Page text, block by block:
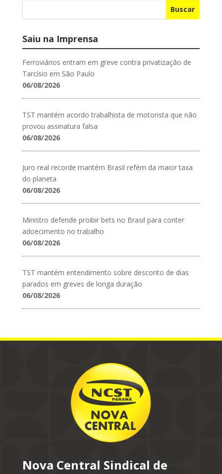
Buscar
Saiu na Imprensa
Ferroviários entram em greve contra privatização de
Tarcísio em São Paulo
06/08/2026
TST mantém acordo trabalhista de motorista que não
provou assinatura falsa
06/08/2026
Juro real recorde mantém Brasil refém da maior taxa
do planeta
06/08/2026
Ministro defende proibir bets no Brasil para conter
adoecimento no trabalho
06/08/2026
TST mantém entendimento sobre desconto de dias
parados em greves de longa duração
06/08/2026
Nova Central Sindical de